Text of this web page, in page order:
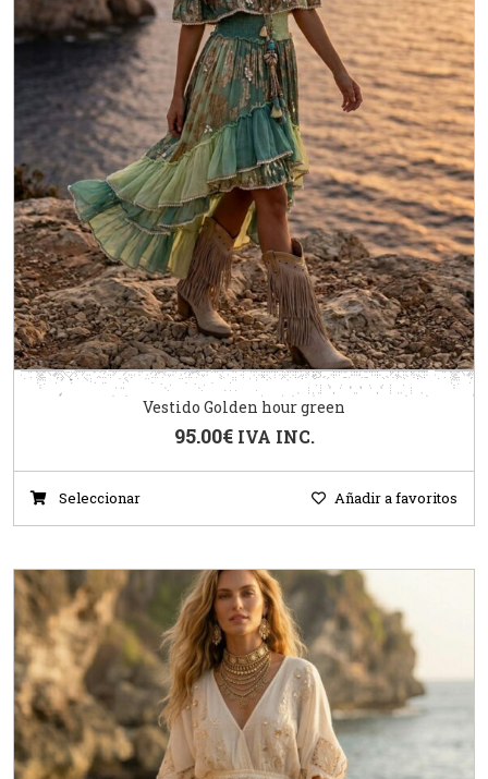
Vestido Golden hour green
95.00€ IVA INC.
Seleccionar Añadir a favoritos